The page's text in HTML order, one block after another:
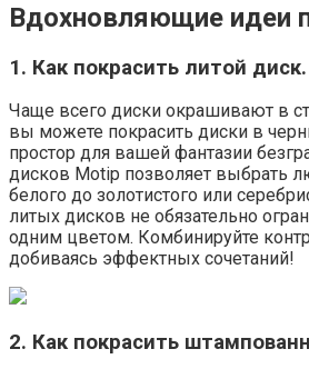
Вдохновляющие идеи
1. Как покрасить литой диск.
Чаще всего диски окрашивают в
вы можете покрасить диски в
простор для вашей фантазии
дисков Motip позволяет выбрать
белого до золотистого или
литых дисков не обязательно
одним цветом. Комбинируйте
добиваясь эффектных сочетаний!
2. Как покрасить